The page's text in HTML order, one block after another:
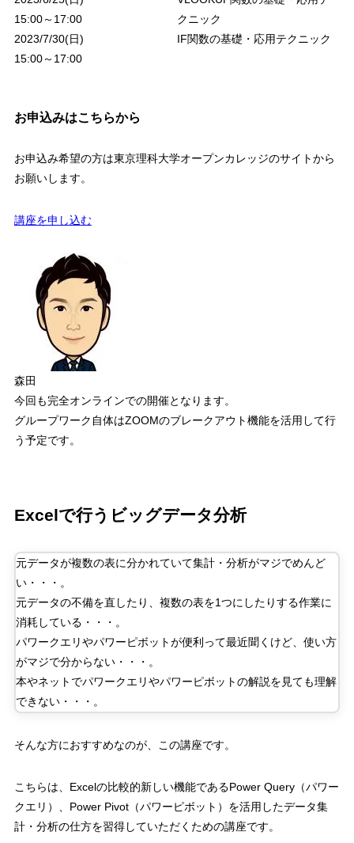
15:00～ 17:00
クニック
2023/7/30(日)
15:00～ 17:00
IF関数の基礎・応用テクニック
お申込みはこちらから
お申込み希望の方は東京理科大学オープンカレッジのサイトから
お願いします。
講座を申し込む
森田
今回も完全オンラインでの開催となります。
グループワーク自体はZOOMのブレークアウト機能を活用して行
う予定です。
Excelで行うビッグデータ分析
元データが複数の表に分かれていて集計・分析がマジでめんど
い・・・。
元データの不備を直したり、複数の表を1つにしたりする作業に
消耗している・・・。
パワークエリやパワーピボットが便利って最近聞くけど、使い方
がマジで分からない・・・。
本やネットでパワークエリやパワーピボットの解説を見ても理解
できない・・・。
そんな方におすすめなのが、この講座です。
こちらは、 Excelの比較的新しい機能であるPower Query（パワー
クエリ）、 Power Pivot（パワーピボット）を活用したデータ集
計・分析の仕方を習得していただくための講座です。